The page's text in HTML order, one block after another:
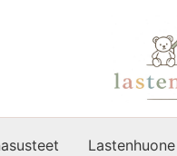
Lastenhuone